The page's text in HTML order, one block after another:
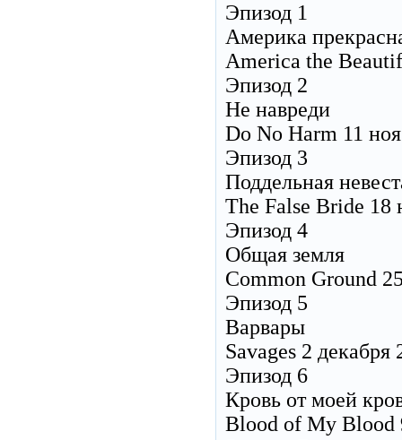
Эпизод 1
Америка
America the
Эпизод 2
Не навреди
Do No Harm 11
Эпизод 3
Поддельная
The False Bride 18
Эпизод 4
Общая земля
Common Ground
Эпизод 5
Варвары
Savages 2 декабря
Эпизод 6
Кровь от моей
Blood of My Blood